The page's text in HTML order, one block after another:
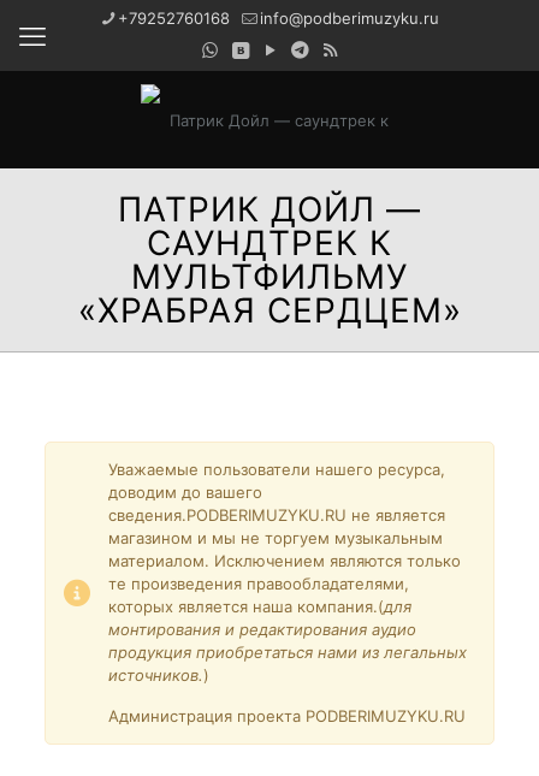
+79252760168 info@podberimuzyku.ru
ПАТРИК ДОЙЛ —
САУНДТРЕК К
МУЛЬТФИЛЬМУ
«ХРАБРАЯ СЕРДЦЕМ»
Уважаемые пользователи нашего ресурса,
доводим до вашего
сведения.PODBERIMUZYKU.RU не является
магазином и мы не торгуем музыкальным
материалом. Исключением являются только
те произведения правообладателями,
которых является наша компания.(для
монтирования и редактирования аудио
продукция приобретаться нами из легальных
источников.)
Администрация проекта PODBERIMUZYKU.RU